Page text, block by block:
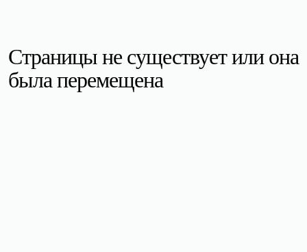
Страницы не существует или она
была перемещена